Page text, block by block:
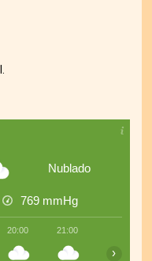
Nublado
769 mmHg
20:00 21:00
›